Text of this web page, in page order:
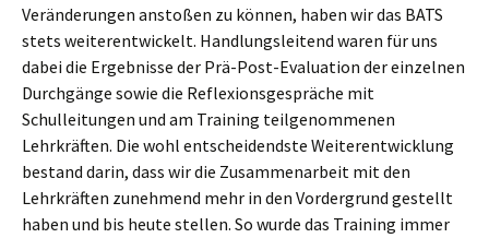
Veränderungen anstoßen zu können, haben wir das BATS
stets weiterentwickelt. Handlungsleitend waren für uns
dabei die Ergebnisse der Prä-Post-Evaluation der einzelnen
Durchgänge sowie die Reflexionsgespräche mit
Schulleitungen und am Training teilgenommenen
Lehrkräften. Die wohl entscheidendste Weiterentwicklung
bestand darin, dass wir die Zusammenarbeit mit den
Lehrkräften zunehmend mehr in den Vordergrund gestellt
haben und bis heute stellen. So wurde das Training immer